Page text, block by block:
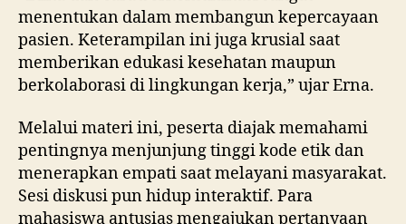
menentukan dalam membangun kepercayaan
pasien. Keterampilan ini juga krusial saat
memberikan edukasi kesehatan maupun
berkolaborasi di lingkungan kerja,” ujar Erna.
Melalui materi ini, peserta diajak memahami
pentingnya menjunjung tinggi kode etik dan
menerapkan empati saat melayani masyarakat.
Sesi diskusi pun hidup interaktif. Para
mahasiswa antusias mengajukan pertanyaan